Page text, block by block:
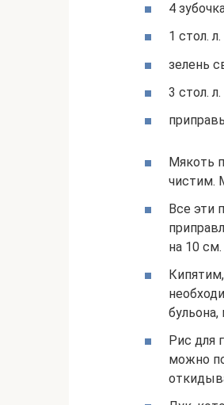
4
1 стол.
зелень
3 стол.
Мякоть
чистим.
Все эти
на 10 см.
Рис для
можно